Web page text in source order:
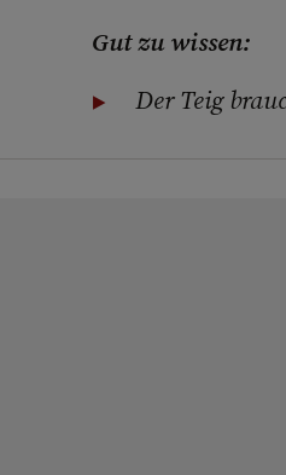
Gut zu wissen:
Der Teig